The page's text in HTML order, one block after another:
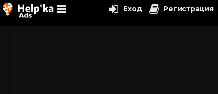
Вход Регистрация